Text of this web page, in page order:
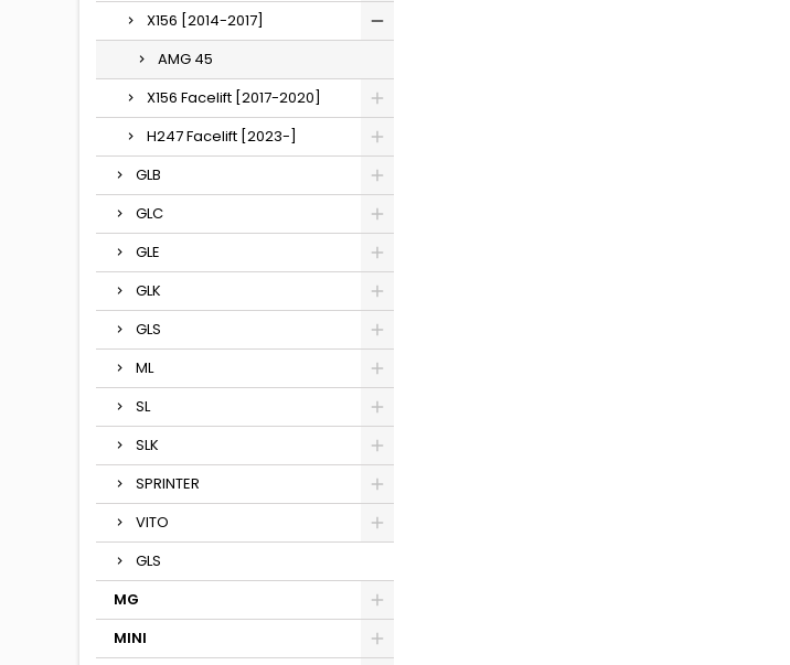
X156 [2014-2017]
AMG 45
X156 Facelift [2017-2020]
H247 Facelift [2023-]
GLB
GLC
GLE
GLK
GLS
ML
SL
SLK
SPRINTER
VITO
GLS
MG
MINI